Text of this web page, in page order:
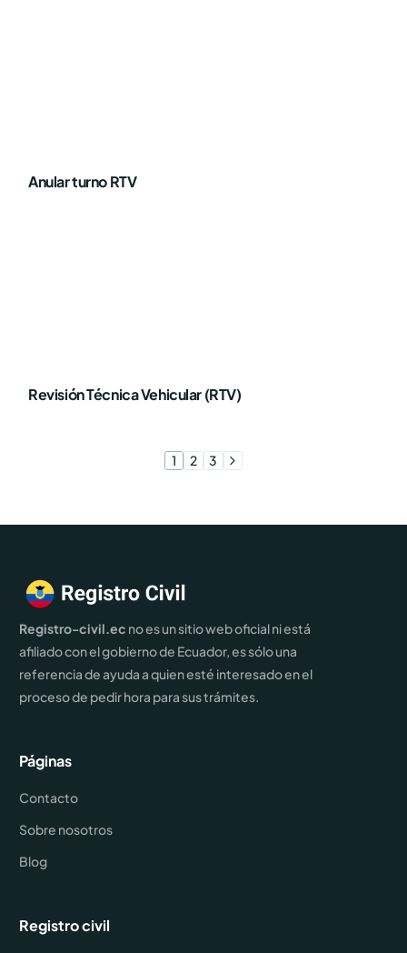
Anular turno RTV
Revisión Técnica Vehicular (RTV)
1 2 3
Registro-civil.ec no es un sitio web oficial ni está
afiliado con el gobierno de Ecuador, es sólo una
referencia de ayuda a quien esté interesado en el
proceso de pedir hora para sus trámites.
Páginas
Contacto
Sobre nosotros
Blog
Registro civil